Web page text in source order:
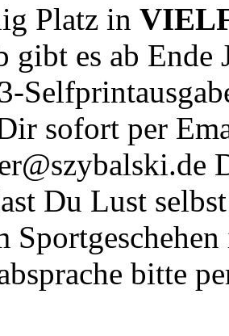
Platz in
gibt es ab Ende
sofort per
Du Lust
bitte